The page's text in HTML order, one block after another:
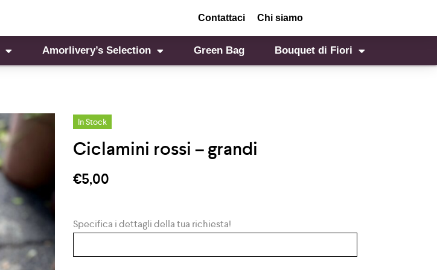
Contattaci Chi siamo
Amorlivery’s Selection Green Bag Bouquet di Fiori
In Stock
Ciclamini rossi – grandi
€5,00
Specifica i dettagli della tua richiesta!